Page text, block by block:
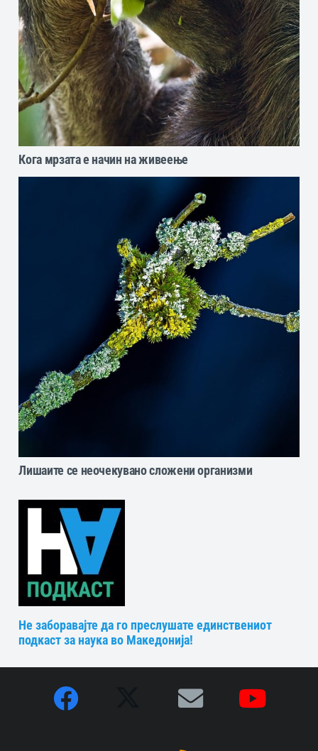
Кога мрзата е начин на живеење
Лишаите се неочекувано сложени организми
Не заборавајте да го преслушате единствениот
подкаст за наука во Македонија!